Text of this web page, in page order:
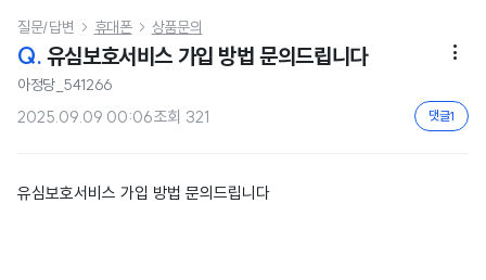
질문/답변  휴대폰  상품문의
Q. 유심보호서비스 가입 방법 문의드립니다 
아정당_541266
2025.09.09 00:06조회 321 댓글1
유심보호서비스 가입 방법 문의드립니다